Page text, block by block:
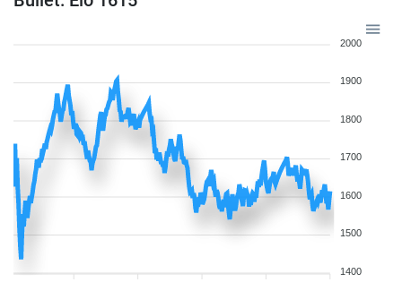
2000
1900
1800
1700
1600
1500
1400